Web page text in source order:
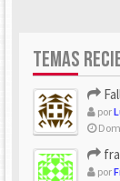
TEMAS
por
por